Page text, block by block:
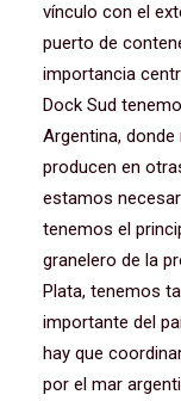
vínculo con el
puerto de
importancia
Dock Sud
Argentina,
producen en
estamos
tenemos el
granelero de la
Plata, tenemos
importante del
hay que
por el mar